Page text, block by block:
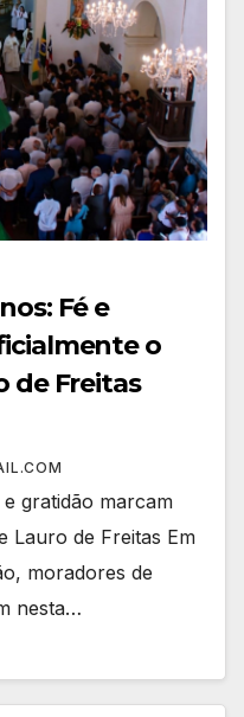
Fé e
o
de Freitas
gratidão marcam
Lauro de Freitas Em
moradores de
nesta…